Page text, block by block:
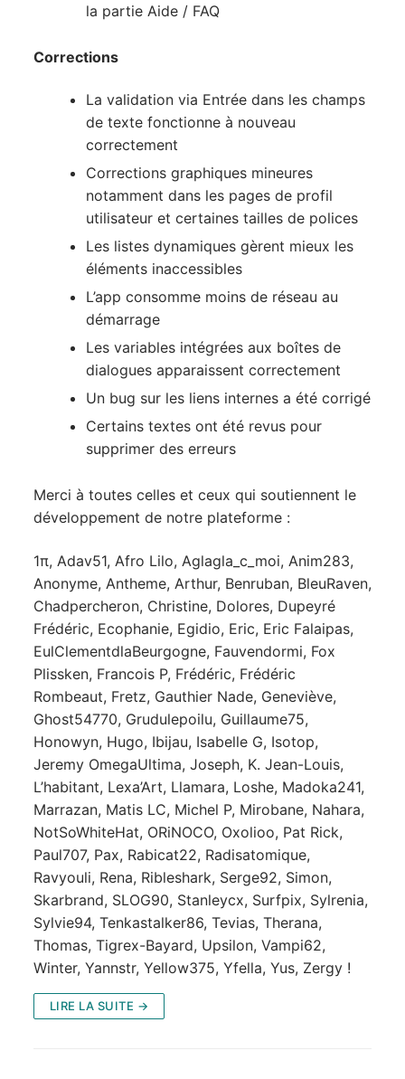
la partie Aide / FAQ
Corrections
La validation via Entrée dans les champs
de texte fonctionne à nouveau
correctement
Corrections graphiques mineures
notamment dans les pages de profil
utilisateur et certaines tailles de polices
Les listes dynamiques gèrent mieux les
éléments inaccessibles
L’app consomme moins de réseau au
démarrage
Les variables intégrées aux boîtes de
dialogues apparaissent correctement
Un bug sur les liens internes a été corrigé
Certains textes ont été revus pour
supprimer des erreurs
Merci à toutes celles et ceux qui soutiennent le
développement de notre plateforme :
1π, Adav51, Afro Lilo, Aglagla_c_moi, Anim283,
Anonyme, Antheme, Arthur, Benruban, BleuRaven,
Chadpercheron, Christine, Dolores, Dupeyré
Frédéric, Ecophanie, Egidio, Eric, Eric Falaipas,
EulClementdlaBeurgogne, Fauvendormi, Fox
Plissken, Francois P, Frédéric, Frédéric
Rombeaut, Fretz, Gauthier Nade, Geneviève,
Ghost54770, Grudulepoilu, Guillaume75,
Honowyn, Hugo, Ibijau, Isabelle G, Isotop,
Jeremy OmegaUltima, Joseph, K. Jean-Louis,
L’habitant, Lexa’Art, Llamara, Loshe, Madoka241,
Marrazan, Matis LC, Michel P, Mirobane, Nahara,
NotSoWhiteHat, ORiNOCO, Oxolioo, Pat Rick,
Paul707, Pax, Rabicat22, Radisatomique,
Ravyouli, Rena, Ribleshark, Serge92, Simon,
Skarbrand, SLOG90, Stanleycx, Surfpix, Sylrenia,
Sylvie94, Tenkastalker86, Tevias, Therana,
Thomas, Tigrex-Bayard, Upsilon, Vampi62,
Winter, Yannstr, Yellow375, Yfella, Yus, Zergy !
LIRE LA SUITE →